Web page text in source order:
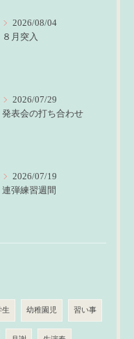
2026/08/04
８月突入
2026/07/29
発表会の打ち合わせ
2026/07/19
連弾練習週間
生 幼稚園児 習い事